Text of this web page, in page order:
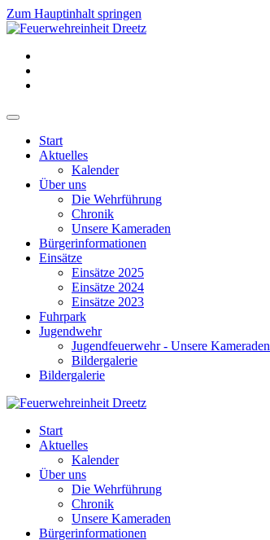
Zum Hauptinhalt springen
Start
Aktuelles
Kalender
Über uns
Die Wehrführung
Chronik
Unsere Kameraden
Bürgerinformationen
Einsätze
Einsätze 2025
Einsätze 2024
Einsätze 2023
Fuhrpark
Jugendwehr
Jugendfeuerwehr - Unsere Kameraden
Bildergalerie
Bildergalerie
Start
Aktuelles
Kalender
Über uns
Die Wehrführung
Chronik
Unsere Kameraden
Bürgerinformationen